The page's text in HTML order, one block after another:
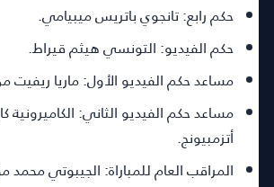
حكم رابع:تانجوي باتريس ميبيامي.
حكم الفيديو:التونسي هيثم قيراط.
مساعد حكم الفيديو الأول:ماريا ريفيت
مساعد حكم الفيديو الثاني:الكاميرونية
أتزمبيونج.
المراقب العام للمباراة:الجيبوتي محمد